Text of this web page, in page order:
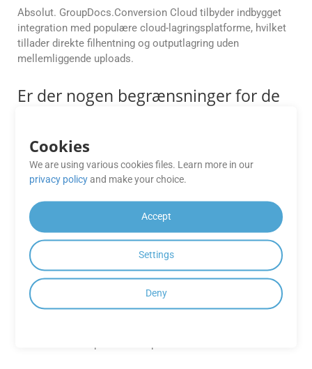
Absolut. GroupDocs.Conversion Cloud tilbyder indbygget
integration med populære cloud-lagringsplatforme, hvilket
tillader direkte filhentning og outputlagring uden
mellemliggende uploads.
Er der nogen begrænsninger for de
tilgængelige funktioner i
Apps?
GroupDocs.Conversion Cloud Free Apps kan have
begrænsninger på antallet af konverteringer, filstørrelse
eller outputformater sammenlignet med de betalte
abonnementsplaner.
Hvor pålidelig er ydeevnen af
GroupDocs.Conversion Cloud Free
Apps?
GroupDocs.Conversion Cloud Free Apps tilbyder pålidelig
Cookies
We are using various cookies files. Learn more in our
privacy policyand make your choice.
Accept
Settings
Deny